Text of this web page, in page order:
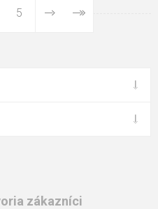
5
zákazníci